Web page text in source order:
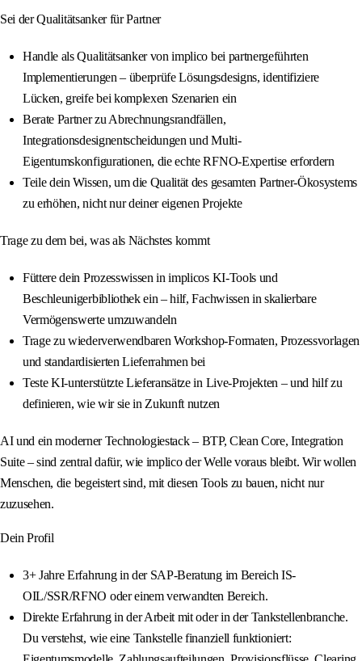
Sei der Qualitätsanker für Partner
Handle als Qualitätsanker von implico bei partnergeführten
Implementierungen – überprüfe Lösungsdesigns, identifiziere
Lücken, greife bei komplexen Szenarien ein
Berate Partner zu Abrechnungsrandfällen,
Integrationsdesignentscheidungen und Multi-
Eigentumskonfigurationen, die echte RFNO-Expertise erfordern
Teile dein Wissen, um die Qualität des gesamten Partner-Ökosystems
zu erhöhen, nicht nur deiner eigenen Projekte
Trage zu dem bei, was als Nächstes kommt
Füttere dein Prozesswissen in implicos KI-Tools und
Beschleunigerbibliothek ein – hilf, Fachwissen in skalierbare
Vermögenswerte umzuwandeln
Trage zu wiederverwendbaren Workshop-Formaten, Prozessvorlagen
und standardisierten Lieferrahmen bei
Teste KI-unterstützte Lieferansätze in Live-Projekten – und hilf zu
definieren, wie wir sie in Zukunft nutzen
AI und ein moderner Technologiestack – BTP, Clean Core, Integration
Suite – sind zentral dafür, wie implico der Welle voraus bleibt. Wir wollen
Menschen, die begeistert sind, mit diesen Tools zu bauen, nicht nur
zuzusehen.
Dein Profil
3+ Jahre Erfahrung in der SAP-Beratung im Bereich IS-
OIL/SSR/RFNO oder einem verwandten Bereich.
Direkte Erfahrung in der Arbeit mit oder in der Tankstellenbranche.
Du verstehst, wie eine Tankstelle finanziell funktioniert: